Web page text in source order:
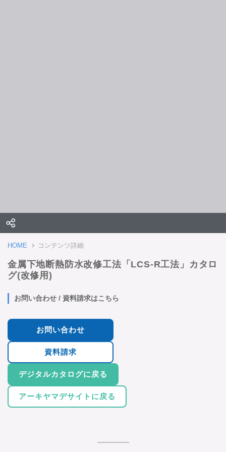
HOME コンテンツ詳細
金属下地断熱防水改修工法「LCS-R工法」カタロ
グ(改修用)
お問い合わせ / 資料請求はこちら
お問い合わせ
資料請求
デジタルカタログに戻る
アーキヤマデサイトに戻る